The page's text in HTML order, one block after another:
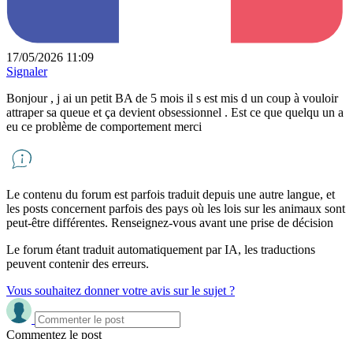
17/05/2026 11:09
Signaler
Bonjour , j ai un petit BA de 5 mois il s est mis d un coup à vouloir
attraper sa queue et ça devient obsessionnel . Est ce que quelqu un a
eu ce problème de comportement merci
Le contenu du forum est parfois traduit depuis une autre langue, et
les posts concernent parfois des pays où les lois sur les animaux sont
peut-être différentes. Renseignez-vous avant une prise de décision
Le forum étant traduit automatiquement par IA, les traductions
peuvent contenir des erreurs.
Vous souhaitez donner votre avis sur le sujet ?
Commentez le post